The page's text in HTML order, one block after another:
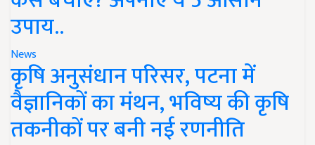
उपाय..
News
कृषि अनुसंधान परिसर, पटना में
वैज्ञानिकों का मंथन, भविष्य की कृषि
तकनीकों पर बनी नई रणनीति